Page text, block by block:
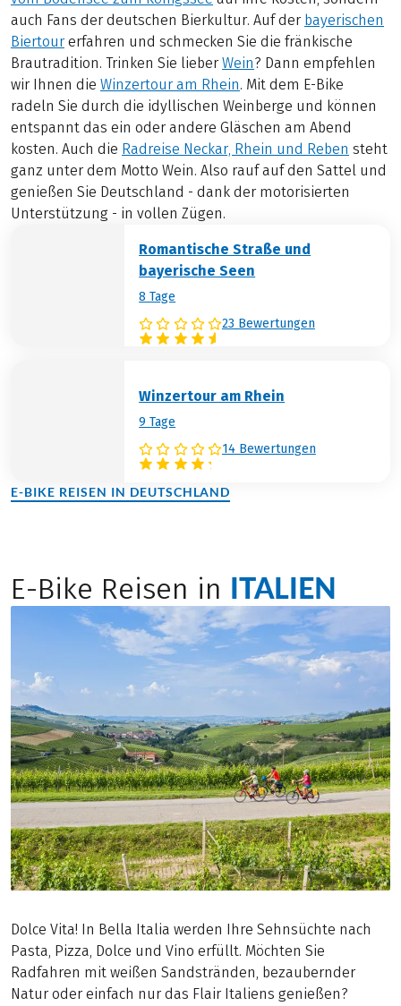
auch Fans der deutschen Bierkultur. Auf der bayerischen
Biertour erfahren und schmecken Sie die fränkische
Brautradition. Trinken Sie lieber Wein? Dann empfehlen
wir Ihnen die Winzertour am Rhein. Mit dem E-Bike
radeln Sie durch die idyllischen Weinberge und können
entspannt das ein oder andere Gläschen am Abend
kosten. Auch die Radreise Neckar, Rhein und Reben steht
ganz unter dem Motto Wein. Also rauf auf den Sattel und
genießen Sie Deutschland - dank der motorisierten
Unterstützung - in vollen Zügen.
Romantische Straße und
bayerische Seen
8 Tage
23 Bewertungen
Winzertour am Rhein
9 Tage
14 Bewertungen
E-BIKE REISEN IN DEUTSCHLAND
E-Bike Reisen in ITALIEN
Dolce Vita! In Bella Italia werden Ihre Sehnsüchte nach
Pasta, Pizza, Dolce und Vino erfüllt. Möchten Sie
Radfahren mit weißen Sandstränden, bezaubernder
Natur oder einfach nur das Flair Italiens genießen?